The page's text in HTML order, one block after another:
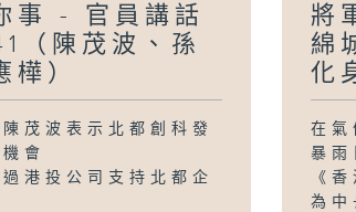
事 - 官員講話
（陳茂波、孫
樺）
茂波表示北都創科發
會
港投公司支持北都企
將
綿
化
在氣
暴雨
《
為中